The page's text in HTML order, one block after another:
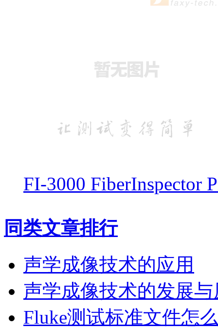
FI-3000 FiberInspector
同类文章排行
声学成像技术的应用
声学成像技术的发展与
Fluke测试标准文件怎